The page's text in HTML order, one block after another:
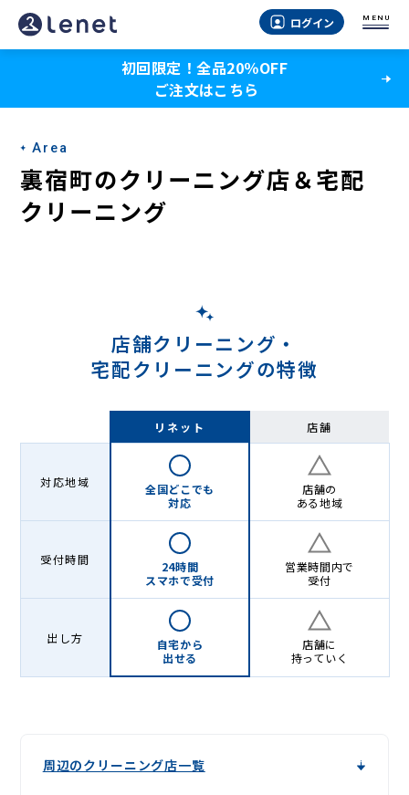
裏
宿
の
宅
配
ク
Lenet〈リ
ログイン MENU
初回限定！全品20％OFF
ご注文はこちら
Area
裏宿町のクリーニング店＆宅配
クリーニング
店舗クリーニング・
宅配クリーニングの特徴
リネット 店舗
対応地域
全国どこでも
対応
店舗の
ある地域
受付時間
24時間
スマホで受付
営業時間内で
受付
出し方
自宅から
出せる
店舗に
持っていく
周辺のクリーニング店一覧